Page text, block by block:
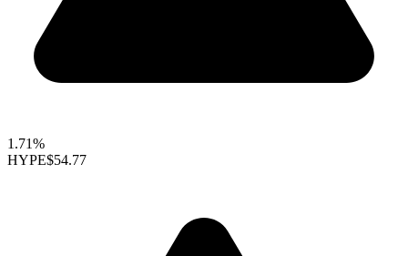
1.71%
HYPE$54.77